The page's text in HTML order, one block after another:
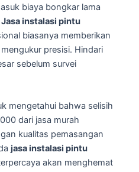
biaya bongkar lama
Jasa instalasi pintu
biasanya memberikan
presisi. Hindari
sebelum survei
mengetahui bahwa selisih
dari jasa murah
kualitas pemasangan
jasa instalasi pintu
akan menghemat